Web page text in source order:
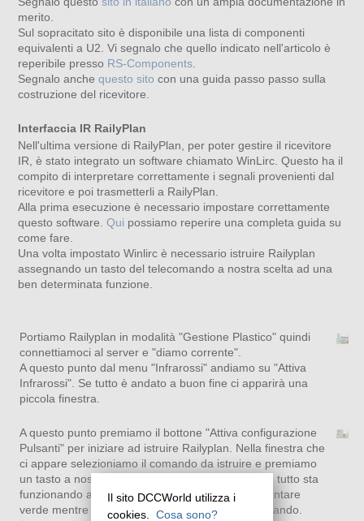
merito.
Sul sopracitato sito è disponibile una lista di componenti
equivalenti a U2. Vi segnalo che quello indicato nell'articolo è
reperibile presso RS-Components
Segnalo anche questo sito con una guida passo passo sulla
costruzione del ricevitore.
Interfaccia IR RailyPlan
Nell'ultima versione di RailyPlan, per poter gestire il ricevitore
IR, è stato integrato un software chiamato WinLirc. Questo ha il
compito di interpretare correttamente i segnali provenienti dal
ricevitore e poi trasmetterli a RailyPlan.
Alla prima esecuzione è necessario impostare correttamente
questo software. Qui possiamo reperire una completa guida su
come fare.
Una volta impostato Winlirc è necessario istruire Railyplan
assegnando un tasto del telecomando a nostra scelta ad una
ben determinata funzione.
Portiamo Railyplan in modalità "Gestione Plastico" quindi
connettiamoci al server e "diamo corrente".
A questo punto dal menu "Infrarossi" andiamo su "Attiva
Infrarossi". Se tutto è andato a buon fine ci apparirà una
piccola finestra.
A questo punto premiamo il bottone "Attiva configurazione
Pulsanti" per iniziare ad istruire Railyplan. Nella finestra che
ci appare selezioniamo il comando da istruire e premiamo
un tasto a nostro piacimento sul telecomando. Se tutto sta
funzionando a dovere l'icona di WinLirc deve diventare
verde mentre si tiene premuto il tasto sul telecomando.
Il sito DCCWorld utilizza i
cookies.
Cosa sono?